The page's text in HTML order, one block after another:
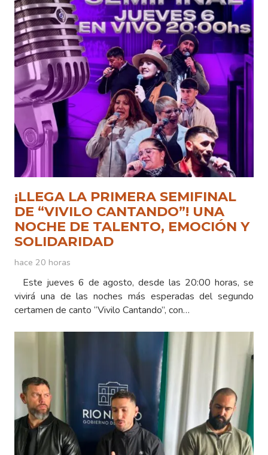
¡LLEGA LA PRIMERA SEMIFINAL
DE “VIVILO CANTANDO”! UNA
NOCHE DE TALENTO, EMOCIÓN Y
SOLIDARIDAD
hace 20 horas
Este jueves 6 de agosto, desde las 20:00 horas, se
vivirá una de las noches más esperadas del segundo
certamen de canto “Vivilo Cantando”, con…